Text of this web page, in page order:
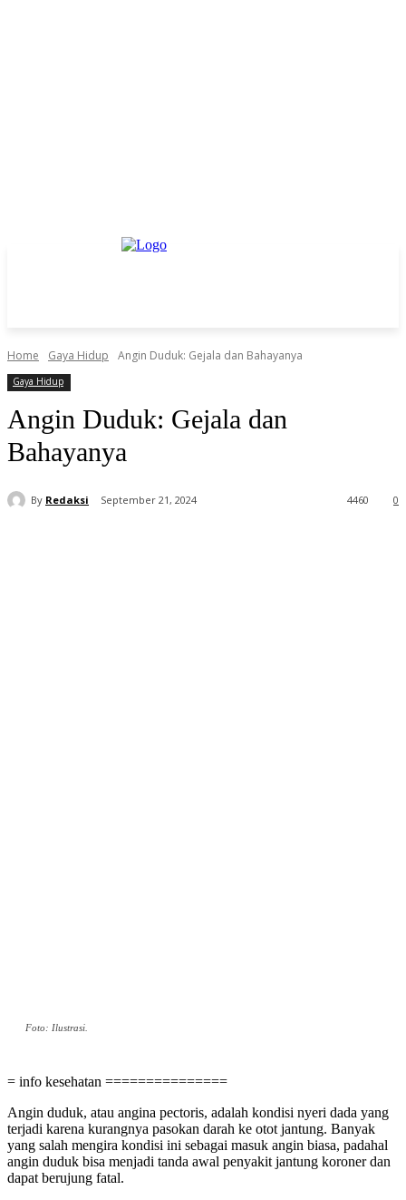
Home Gaya Hidup Angin Duduk: Gejala dan Bahayanya
Gaya Hidup
Angin Duduk: Gejala dan
Bahayanya
By Redaksi September 21, 2024 0
4460
Foto: Ilustrasi.
= info kesehatan ===============
Angin duduk, atau angina pectoris, adalah kondisi nyeri dada yang
terjadi karena kurangnya pasokan darah ke otot jantung. Banyak
yang salah mengira kondisi ini sebagai masuk angin biasa, padahal
angin duduk bisa menjadi tanda awal penyakit jantung koroner dan
dapat berujung fatal.